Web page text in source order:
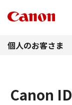
個人のお客さま
Canon ID